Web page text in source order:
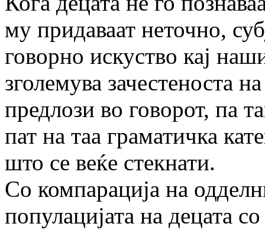
му придаваат неточно,
говорно искуство кај
зголемува зачестеноста
предлози во говорот, па
пат на таа граматичка
што се веќе стекнати.
Со компарација на
популацијата на децата